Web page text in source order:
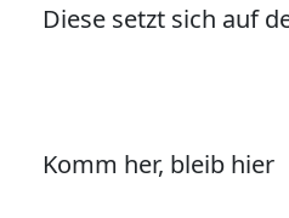
Diese setzt sich auf
Komm her, bleib hier